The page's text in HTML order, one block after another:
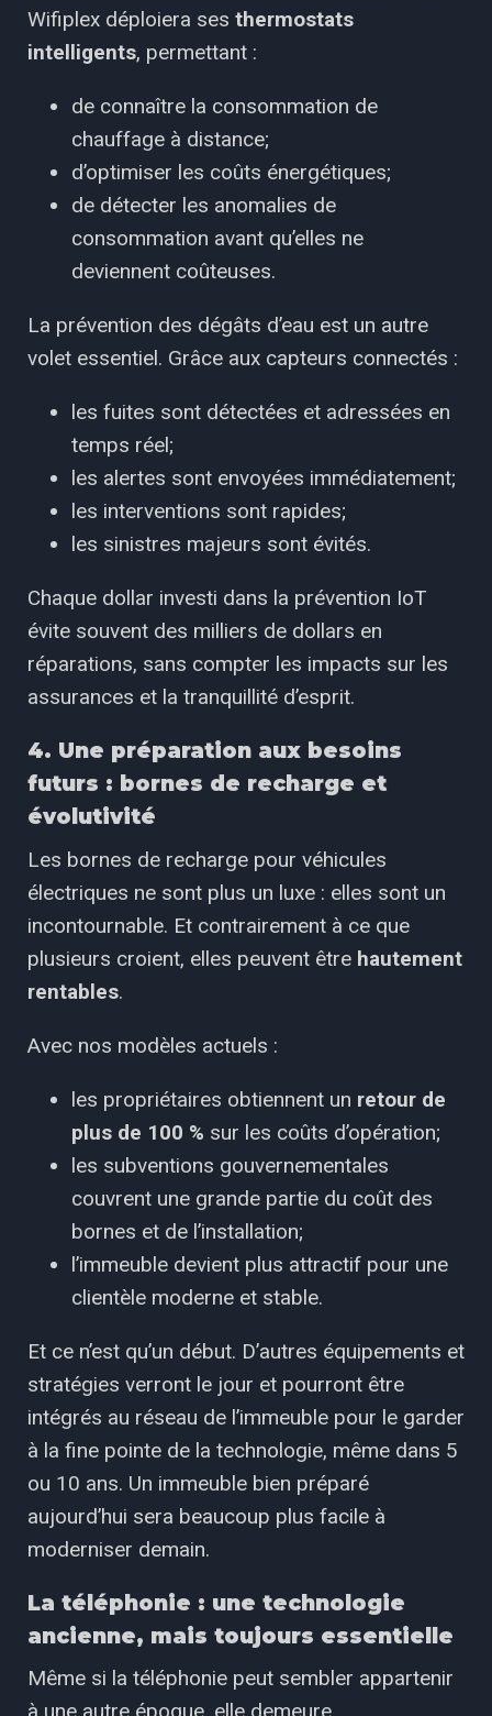
Wifiplex déploiera ses thermostats
intelligents, permettant :
de connaître la consommation de
chauffage à distance;
d’optimiser les coûts énergétiques;
de détecter les anomalies de
consommation avant qu’elles ne
deviennent coûteuses.
La prévention des dégâts d’eau est un autre
volet essentiel. Grâce aux capteurs connectés :
les fuites sont détectées et adressées en
temps réel;
les alertes sont envoyées immédiatement;
les interventions sont rapides;
les sinistres majeurs sont évités.
Chaque dollar investi dans la prévention IoT
évite souvent des milliers de dollars en
réparations, sans compter les impacts sur les
assurances et la tranquillité d’esprit.
4. Une préparation aux besoins
futurs : bornes de recharge et
évolutivité
Les bornes de recharge pour véhicules
électriques ne sont plus un luxe : elles sont un
incontournable. Et contrairement à ce que
plusieurs croient, elles peuvent être hautement
rentables.
Avec nos modèles actuels :
les propriétaires obtiennent un retour de
plus de 100 % sur les coûts d’opération;
les subventions gouvernementales
couvrent une grande partie du coût des
bornes et de l’installation;
l’immeuble devient plus attractif pour une
clientèle moderne et stable.
Et ce n’est qu’un début. D’autres équipements et
stratégies verront le jour et pourront être
intégrés au réseau de l’immeuble pour le garder
à la fine pointe de la technologie, même dans 5
ou 10 ans. Un immeuble bien préparé
aujourd’hui sera beaucoup plus facile à
moderniser demain.
La téléphonie : une technologie
ancienne, mais toujours essentielle
Même si la téléphonie peut sembler appartenir